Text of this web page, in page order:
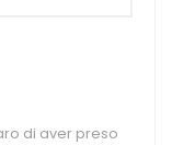
di aver preso